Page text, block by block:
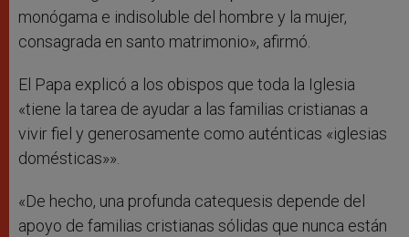
monógama e indisoluble del hombre y la mujer,
consagrada en santo matrimonio», afirmó.
El Papa explicó a los obispos que toda la Iglesia
«tiene la tarea de ayudar a las familias cristianas a
vivir fiel y generosamente como auténticas «iglesias
domésticas»».
«De hecho, una profunda catequesis depende del
apoyo de familias cristianas sólidas que nunca están